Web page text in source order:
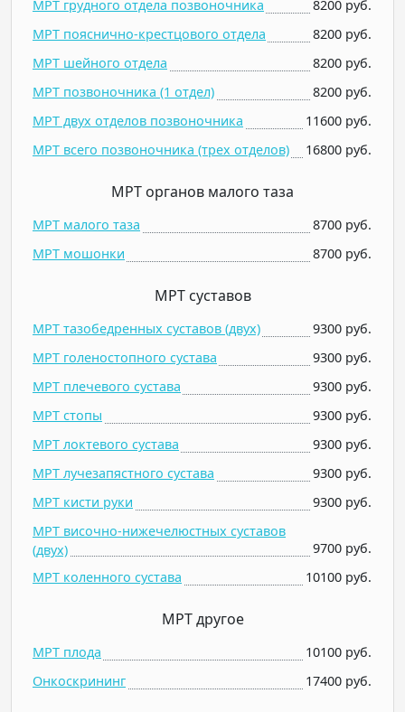
МРТ грудного отдела позвоночника
8200 руб.
МРТ пояснично-крестцового отдела
8200 руб.
МРТ шейного отдела
8200 руб.
МРТ позвоночника (1 отдел)
8200 руб.
МРТ двух отделов позвоночника
11600 руб.
МРТ всего позвоночника (трех отделов)
16800 руб.
МРТ органов малого таза
МРТ малого таза
8700 руб.
МРТ мошонки
8700 руб.
МРТ суставов
МРТ тазобедренных суставов (двух)
9300 руб.
МРТ голеностопного сустава
9300 руб.
МРТ плечевого сустава
9300 руб.
МРТ стопы
9300 руб.
МРТ локтевого сустава
9300 руб.
МРТ лучезапястного сустава
9300 руб.
МРТ кисти руки
9300 руб.
МРТ височно-нижечелюстных суставов
(двух)
9700 руб.
МРТ коленного сустава
10100 руб.
МРТ другое
МРТ плода
10100 руб.
Онкоскрининг
17400 руб.